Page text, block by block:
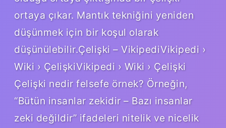
ortaya çıkar. Mantık tekniğini yeniden
düşünmek için bir koşul olarak
düşünülebilir.Çelişki – VikipediVikipedi ›
Wiki › ÇelişkiVikipedi › Wiki › Çelişki
Çelişki nedir felsefe örnek? Örneğin,
“Bütün insanlar zekidir – Bazı insanlar
zeki değildir” ifadeleri nitelik ve nicelik